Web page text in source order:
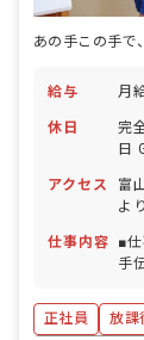
あの手この手で
給与 月
休日
完
日
年
／
得率
アクセス
富
より車5分 ■
仕事内容
■
手
べ
ン
正社員
放課